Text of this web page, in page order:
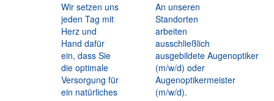
Wir setzen uns
jeden Tag mit
Herz und
Hand dafür
ein, dass Sie
die optimale
Versorgung für
ein natürliches
An unseren
Standorten
arbeiten
ausschließlich
ausgebildete Augenoptiker
(m/w/d) oder
Augenoptikermeister
(m/w/d).